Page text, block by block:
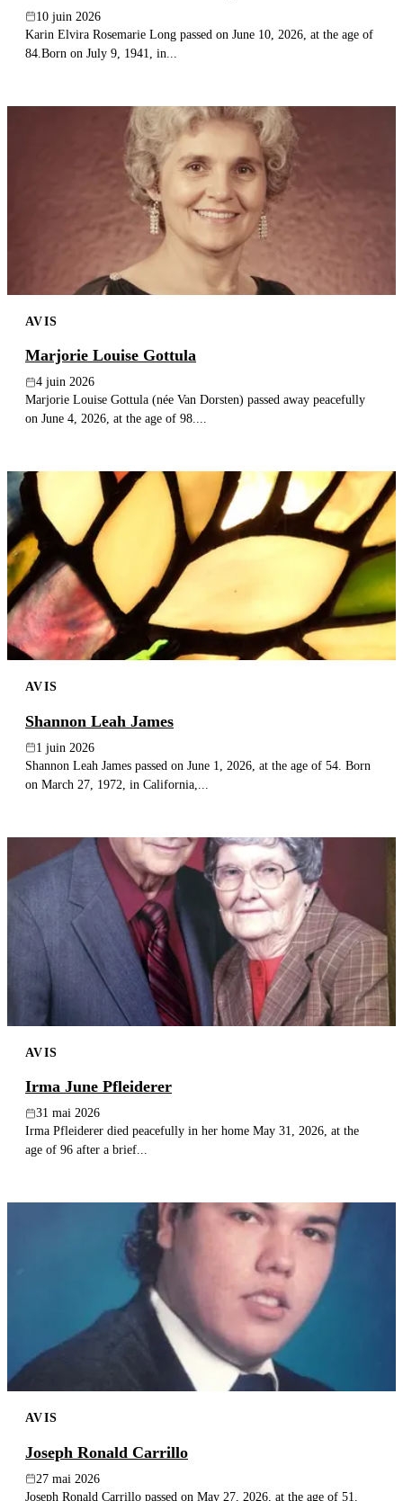
10 juin 2026
Karin Elvira Rosemarie Long passed on June 10, 2026, at the age of
84.Born on July 9, 1941, in...
AVIS
Marjorie Louise Gottula
4 juin 2026
Marjorie Louise Gottula (née Van Dorsten) passed away peacefully
on June 4, 2026, at the age of 98....
AVIS
Shannon Leah James
1 juin 2026
Shannon Leah James passed on June 1, 2026, at the age of 54. Born
on March 27, 1972, in California,...
AVIS
Irma June Pfleiderer
31 mai 2026
Irma Pfleiderer died peacefully in her home May 31, 2026, at the
age of 96 after a brief...
AVIS
Joseph Ronald Carrillo
27 mai 2026
Joseph Ronald Carrillo passed on May 27, 2026, at the age of 51.